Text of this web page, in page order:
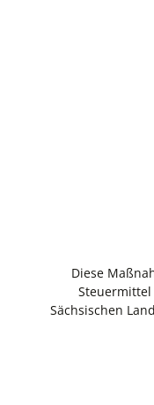
Diese
Sächsischen